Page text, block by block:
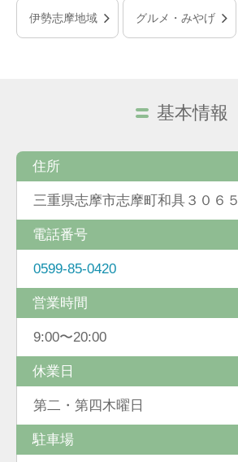
伊勢志摩地域 グルメ・みやげ
基本情報
住所
三重県志摩市志摩町和具３０６５
電話番号
0599-85-0420
営業時間
9:00〜20:00
休業日
第二・第四木曜日
駐車場